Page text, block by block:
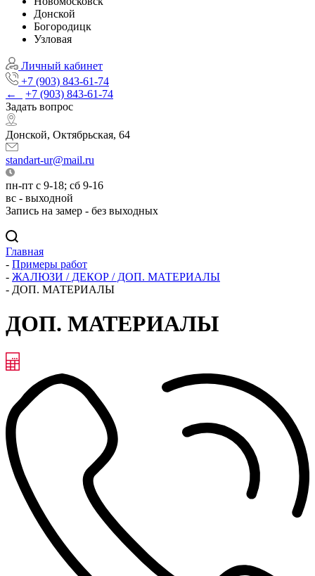
Донской
Богородицк
Узловая
Личный кабинет
+7 (903) 843-61-74
←
+7 (903) 843-61-74
Задать вопрос
Донской, Октябрьская, 64
standart-ur@mail.ru
пн-пт с 9-18; сб 9-16
вс - выходной
Запись на замер - без выходных
Главная
- Примеры работ
- ЖАЛЮЗИ / ДЕКОР / ДОП. МАТЕРИАЛЫ
- ДОП. МАТЕРИАЛЫ
ДОП. МАТЕРИАЛЫ